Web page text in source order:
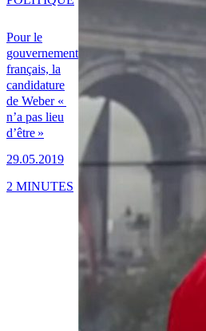
Pour le
gouvernement
français, la
candidature
de Weber «
n’a pas lieu
d’être »
29.05.2019
2 MINUTES